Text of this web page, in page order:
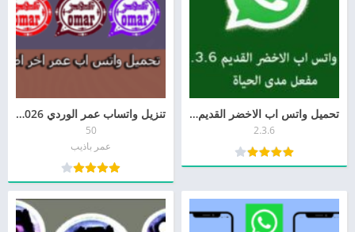
تحميل واتس اب الاخضر القديم 2.3.6 نسخة مجانية مفعلة مدى الحياة
2.3.6
تنزيل واتساب عمر الوردي 2026 apk OB2WhatsApp اصدار الاخير
50
عمر باذيب